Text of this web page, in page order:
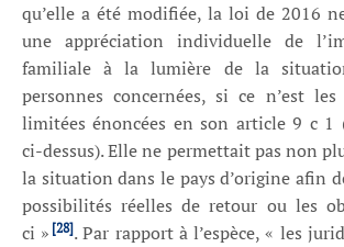
qu’elle a été modifiée, la loi de 2016
une appréciation individuelle de
familiale à la lumière de la
personnes concernées, si ce n’est
limitées énoncées en son article 9 c 1
ci-dessus). Elle ne permettait pas non
la situation dans le pays d’origine afin
possibilités réelles de retour ou les
ci » [28]. Par rapport à l’espèce,« les